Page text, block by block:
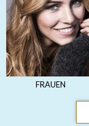
FRAUEN